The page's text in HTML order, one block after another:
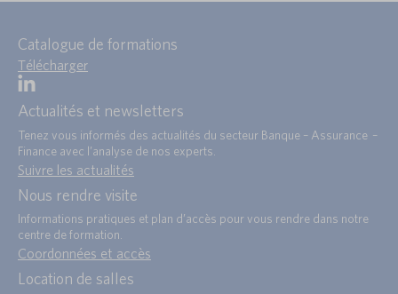
Catalogue de formations
Télécharger
Actualités et newsletters
Tenez vous informés des actualités du secteur Banque – Assurance –
Finance avec l’analyse de nos experts.
Suivre les actualités
Nous rendre visite
Informations pratiques et plan d’accès pour vous rendre dans notre
centre de formation.
Coordonnées et accès
Location de salles